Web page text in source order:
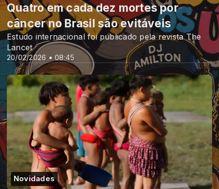
20/02/2026 • 08:45
Quatro em cada dez mortes por
câncer no Brasil são evitáveis
Estudo internacional foi publicado pela revista The
Lancet
Novidades